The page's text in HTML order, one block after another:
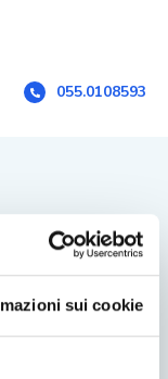
sui cookie
055.0108593